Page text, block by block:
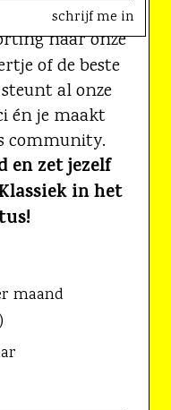
je altijd
naar onze
of de beste
al onze
én je maakt
community.
en zet jezelf
in het
maand